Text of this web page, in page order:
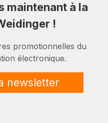
maintenant à la
!
promotionnelles du
électronique.
newsletter